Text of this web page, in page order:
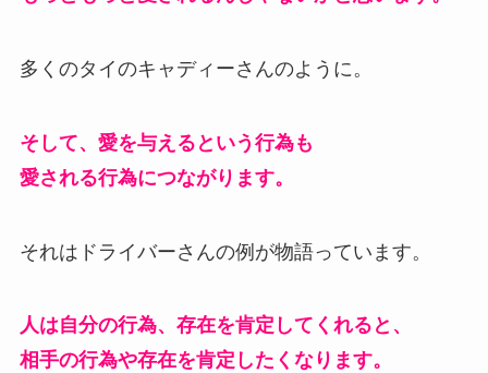
多くのタイのキャディーさんのように。
そして、愛を与えるという行為も
愛される行為につながります。
それはドライバーさんの例が物語っています。
人は自分の行為、存在を肯定してくれると、
相手の行為や存在を肯定したくなります。